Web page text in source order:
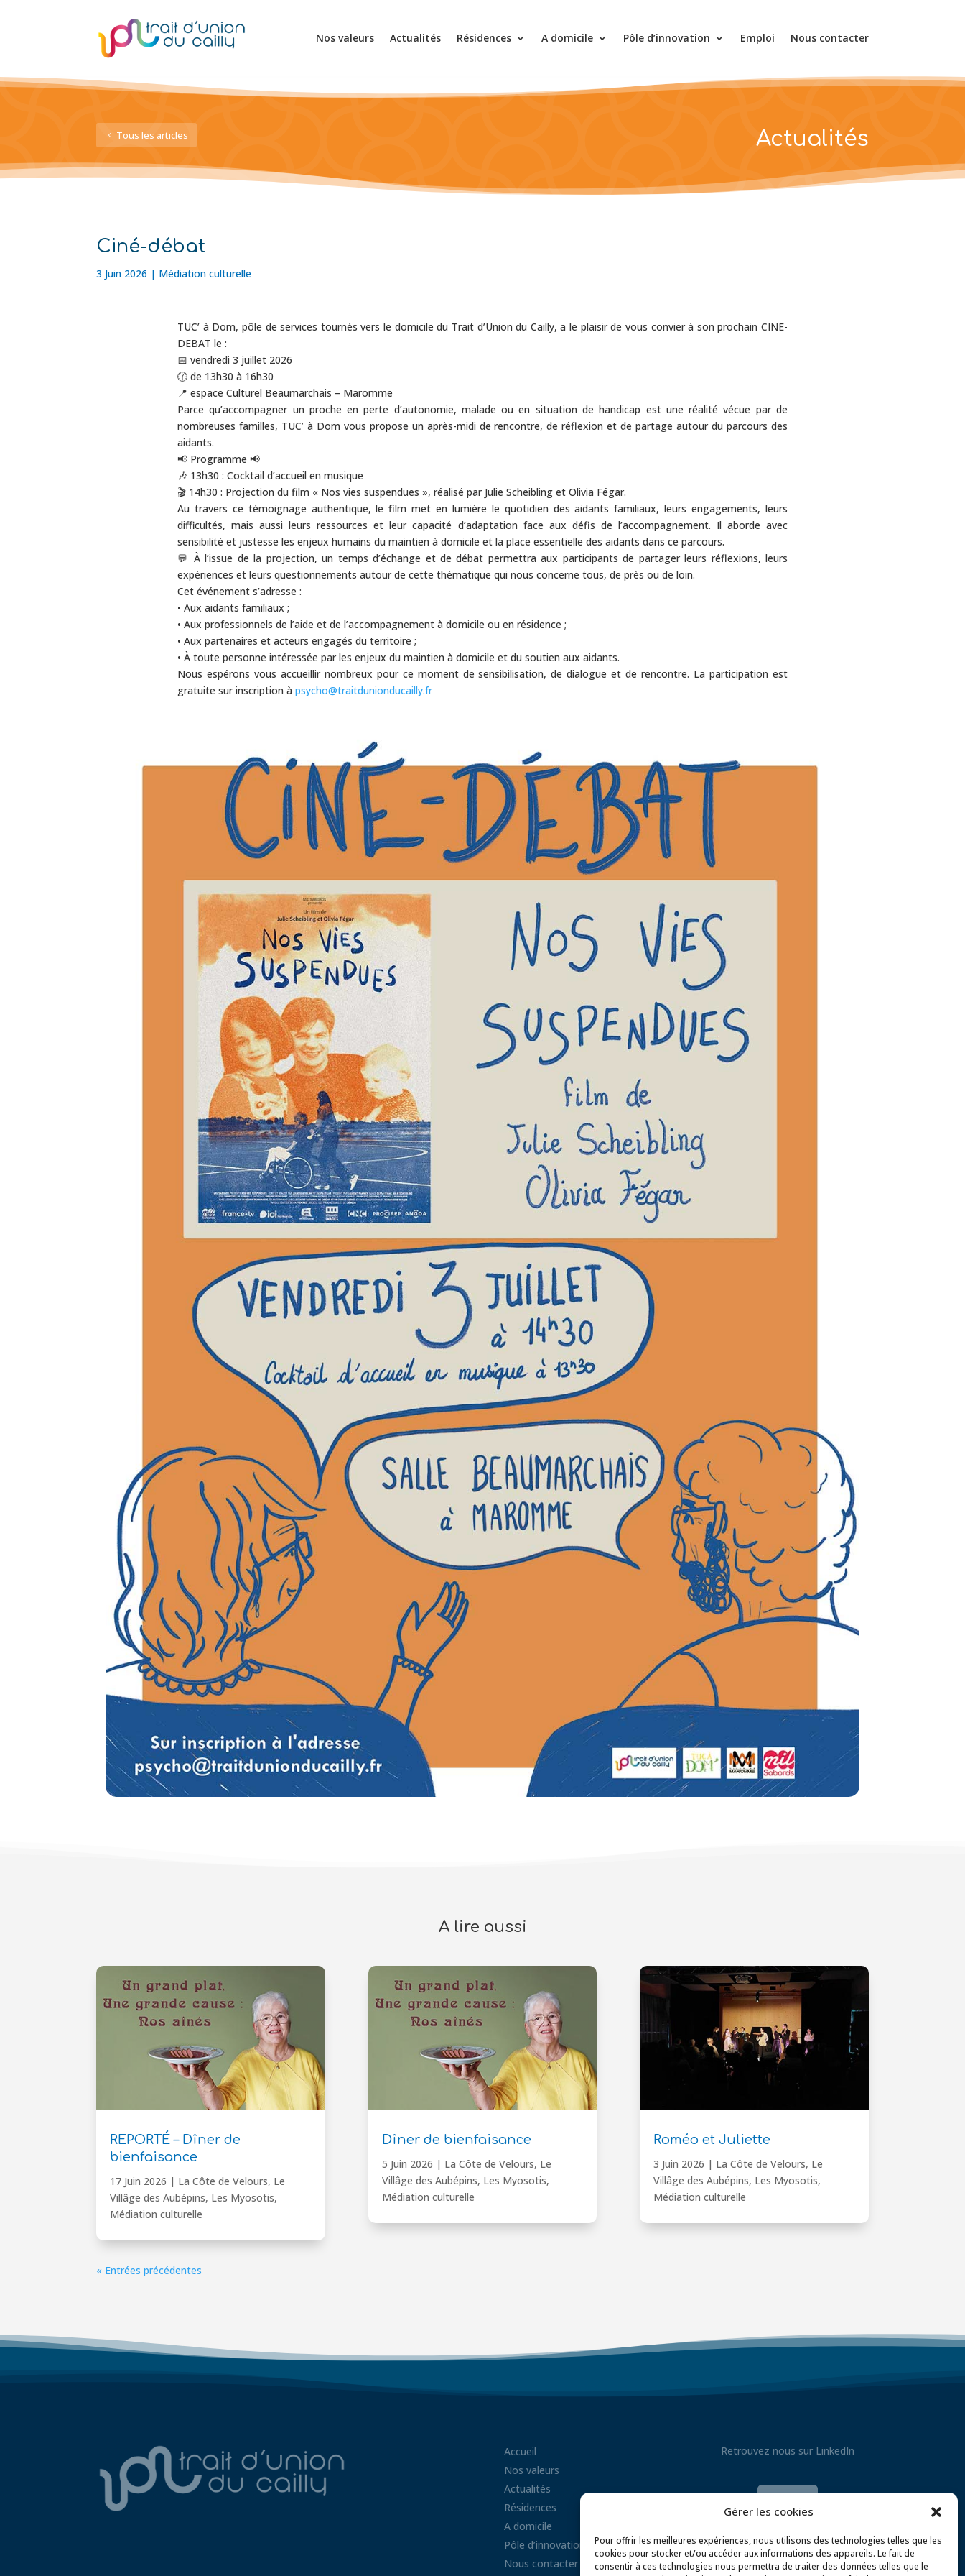
Gérer les cookies
Pour offrir les meilleures expériences, nous utilisons des technologies telles que les
cookies pour stocker et/ou accéder aux informations des appareils. Le fait de
consentir à ces technologies nous permettra de traiter des données telles que le
Nos valeurs Actualités Résidences A domicile Pôle d’innovation Emploi Nous contacter
Tous les articles Actualités
Ciné-débat
3 Juin 2026 | Médiation culturelle
TUC’ à Dom, pôle de services tournés vers le domicile du Trait d’Union du Cailly, a le plaisir de vous convier à son prochain CINE-
DEBAT le :
📅 vendredi 3 juillet 2026
🕜 de 13h30 à 16h30
📍 espace Culturel Beaumarchais – Maromme
Parce qu’accompagner un proche en perte d’autonomie, malade ou en situation de handicap est une réalité vécue par de
nombreuses familles, TUC’ à Dom vous propose un après-midi de rencontre, de réflexion et de partage autour du parcours des
aidants.
📢 Programme 📢
🎶 13h30 : Cocktail d’accueil en musique
🎬 14h30 : Projection du film « Nos vies suspendues », réalisé par Julie Scheibling et Olivia Fégar.
Au travers ce témoignage authentique, le film met en lumière le quotidien des aidants familiaux, leurs engagements, leurs
difficultés, mais aussi leurs ressources et leur capacité d’adaptation face aux défis de l’accompagnement. Il aborde avec
sensibilité et justesse les enjeux humains du maintien à domicile et la place essentielle des aidants dans ce parcours.
💬 À l’issue de la projection, un temps d’échange et de débat permettra aux participants de partager leurs réflexions, leurs
expériences et leurs questionnements autour de cette thématique qui nous concerne tous, de près ou de loin.
Cet événement s’adresse :
• Aux aidants familiaux ;
• Aux professionnels de l’aide et de l’accompagnement à domicile ou en résidence ;
• Aux partenaires et acteurs engagés du territoire ;
• À toute personne intéressée par les enjeux du maintien à domicile et du soutien aux aidants.
Nous espérons vous accueillir nombreux pour ce moment de sensibilisation, de dialogue et de rencontre. La participation est
gratuite sur inscription à psycho@traitdunionducailly.fr
A lire aussi
REPORTÉ – Dîner de
bienfaisance
17 Juin 2026 | La Côte de Velours, Le
Villâge des Aubépins, Les Myosotis,
Médiation culturelle
Dîner de bienfaisance
5 Juin 2026 | La Côte de Velours, Le
Villâge des Aubépins, Les Myosotis,
Médiation culturelle
Roméo et Juliette
3 Juin 2026 | La Côte de Velours, Le
Villâge des Aubépins, Les Myosotis,
Médiation culturelle
« Entrées précédentes
Accueil
Nos valeurs
Actualités
Résidences
A domicile
Pôle d’innovation
Nous contacter
Retrouvez nous sur LinkedIn
